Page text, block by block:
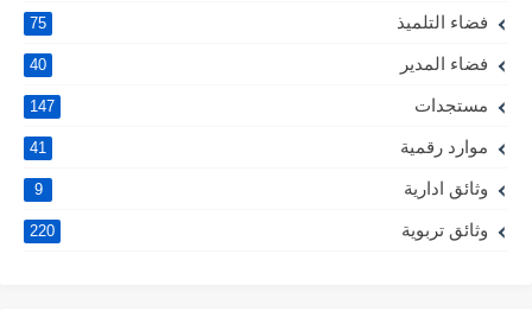
فضاء التلميذ 75
فضاء المدير 40
مستجدات 147
موارد رقمية 41
وثائق ادارية 9
وثائق تربوية 220